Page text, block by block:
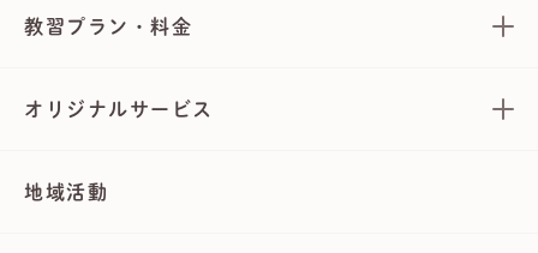
教習プラン・料金
オリジナルサービス
地域活動